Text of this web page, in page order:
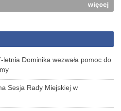
więcej
letnia Dominika wezwała pomoc do
Sesja Rady Miejskiej w